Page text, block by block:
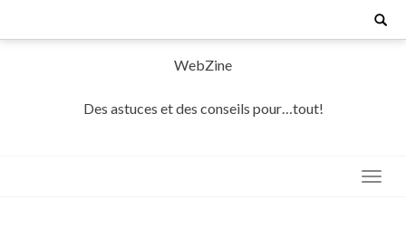
Search
WebZine
Des astuces et des conseils pour…tout!